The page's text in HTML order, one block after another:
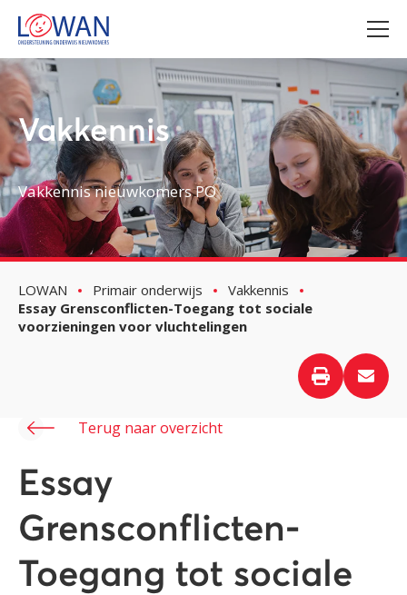
Vakkennis
Vakkennis nieuwkomers PO
LOWAN Primair onderwijs
Vakkennis
Essay Grensconflicten-Toegang tot sociale
voorzieningen voor vluchtelingen
Terug naar overzicht
Essay
Grensconflicten-
Toegang tot sociale